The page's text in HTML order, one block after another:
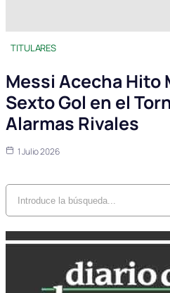
TITULARES
Messi Acecha Hito
Sexto Gol en el
Alarmas Rivales
1 Julio 2026